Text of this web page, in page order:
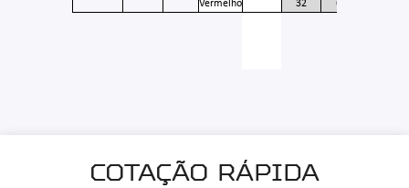
Vermelho 32 6
COTAÇÃO RÁPIDA